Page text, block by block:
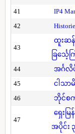
41
IP4
42
43
ထူးဆ
ခြင်္သေ့က
44 အင်္ဂလိ
45
ငါသာ
46
ဘိုင်စက
47
ရှေးမ
အပိုင်း